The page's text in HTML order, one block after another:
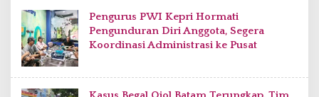
Pengurus PWI Kepri Hormati
Pengunduran Diri Anggota, Segera
Koordinasi Administrasi ke Pusat